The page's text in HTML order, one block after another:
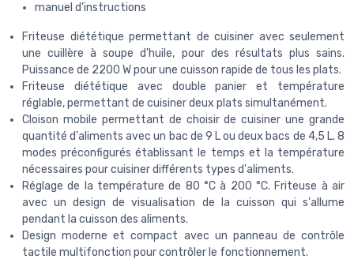
manuel d’instructions
Friteuse diététique permettant de cuisiner avec seulement
une cuillère à soupe d'huile, pour des résultats plus sains.
Puissance de 2200 W pour une cuisson rapide de tous les plats.
Friteuse diététique avec double panier et température
réglable, permettant de cuisiner deux plats simultanément.
Cloison mobile permettant de choisir de cuisiner une grande
quantité d'aliments avec un bac de 9 L ou deux bacs de 4,5 L. 8
modes préconfigurés établissant le temps et la température
nécessaires pour cuisiner différents types d'aliments.
Réglage de la température de 80 °C à 200 °C. Friteuse à air
avec un design de visualisation de la cuisson qui s'allume
pendant la cuisson des aliments.
Design moderne et compact avec un panneau de contrôle
tactile multifonction pour contrôler le fonctionnement.